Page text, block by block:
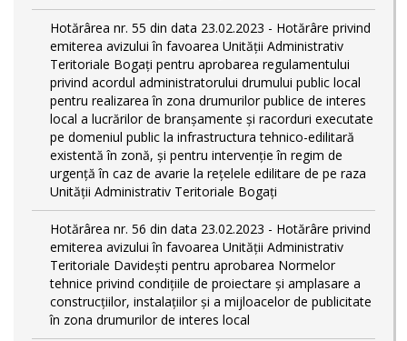
Hotărârea nr. 55 din data 23.02.2023 - Hotărâre privind
emiterea avizului în favoarea Unității Administrativ
Teritoriale Bogați pentru aprobarea regulamentului
privind acordul administratorului drumului public local
pentru realizarea în zona drumurilor publice de interes
local a lucrărilor de branșamente și racorduri executate
pe domeniul public la infrastructura tehnico-edilitară
existentă în zonă, și pentru intervenție în regim de
urgență în caz de avarie la rețelele edilitare de pe raza
Unității Administrativ Teritoriale Bogați
Hotărârea nr. 56 din data 23.02.2023 - Hotărâre privind
emiterea avizului în favoarea Unității Administrativ
Teritoriale Davidești pentru aprobarea Normelor
tehnice privind condiţiile de proiectare şi amplasare a
construcţiilor, instalaţiilor şi a mijloacelor de publicitate
în zona drumurilor de interes local